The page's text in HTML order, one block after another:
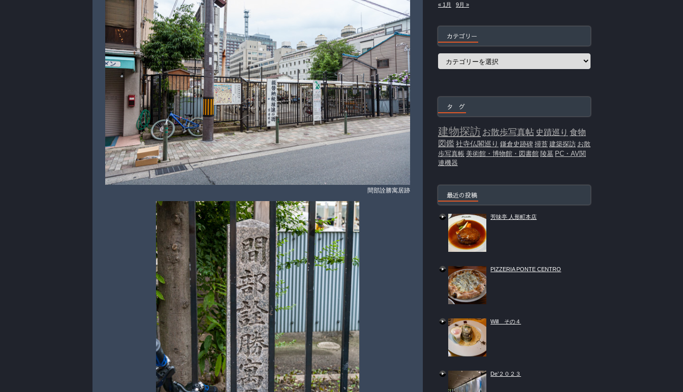
間部詮勝寓居跡
« 1月 9月 »
カテゴリー
カ
タ グ
建物探訪 お散歩写真帖 史蹟巡り 食物
図鑑社寺仏閣巡り 鎌倉史跡碑 掃苔 建築探訪 お散
歩写真帳 美術館・博物館・図書館 陵墓 PC・AV関
連機器
最近の投稿
芳味亭 人形町本店
PIZZERIA PONTE CENTRO
Will その４
De’２０２３